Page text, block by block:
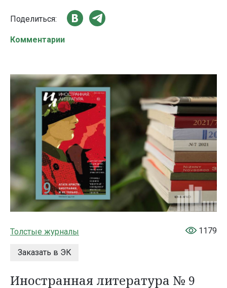
Поделиться:
Комментарии
Толстые журналы
Заказать в ЭК
1179
Иностранная литература № 9